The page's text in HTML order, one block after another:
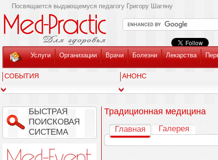
Посвящается выдающемуся педагогу Григору Шагяну
Услуги Организации Врачи Болезни Лекарства
СОБЫТИЯ АНОНС
БЫСТРАЯ
ПОИСКОВАЯ
СИСТЕМА
Традиционная медицина
Главная Галерея